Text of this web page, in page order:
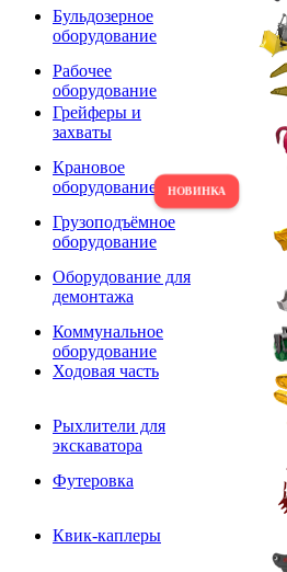
Бульдозерное
оборудование
Рабочее
оборудование
Грейферы и
захваты
Крановое
оборудование
Грузоподъёмное
оборудование
Оборудование для
демонтажа
Коммунальное
оборудование
Ходовая часть
Рыхлители для
экскаватора
Футеровка
Квик-каплеры